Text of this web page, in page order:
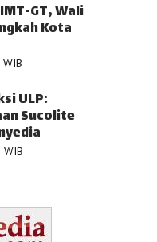
GT, Wali
Kota
ULP:
Sucolite
WIB